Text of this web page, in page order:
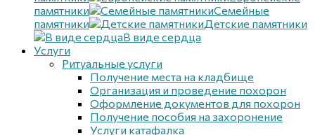
памятники
Семейные
памятники
Детские памятники
В виде сердца
Услуги
Ритуальные услуги
Получение места на кладбище
Организация и проведение похорон
Оформление документов для похорон
Получение пособия на захоронение
Услуги катафалка